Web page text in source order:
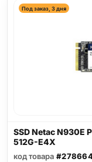
Под заказ, 3 дня
SSD Netac N930E
512G-E4X
код товара